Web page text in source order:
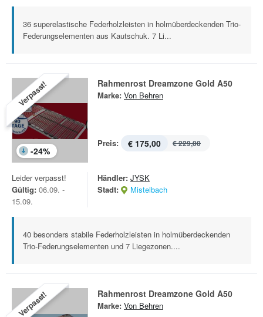
36 superelastische Federholzleisten in holmüberdeckenden Trio-
Federungselementen aus Kautschuk. 7 Li...
Verpasst!
-24%
Rahmenrost Dreamzone Gold A50
Marke: Von Behren
Preis: € 175,00 € 229,00
Leider verpasst!
Gültig: 06.09. -
15.09.
Händler: JYSK
Stadt:
Mistelbach
40 besonders stabile Federholzleisten in holmüberdeckenden
Trio-Federungselementen und 7 Liegezonen....
Verpasst! Rahmenrost Dreamzone Gold A50
Marke: Von Behren